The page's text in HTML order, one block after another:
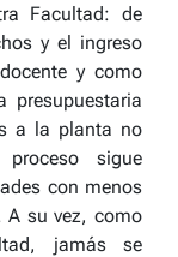
Facultad: de
y el ingreso
y como
presupuestaria
a la planta no
sigue
con menos
A su vez, como
jamás se